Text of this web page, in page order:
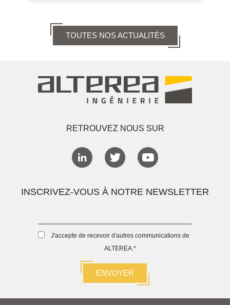
TOUTES NOS ACTUALITÉS
RETROUVEZ NOUS SUR
INSCRIVEZ-VOUS À NOTRE NEWSLETTER
J'accepte de recevoir d'autres communications de
ALTEREA.*